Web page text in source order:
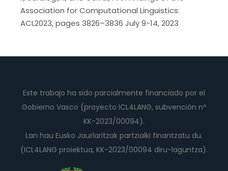
Association for Computational Linguistics:
ACL2023, pages 3826–3836 July 9-14, 2023
Este trabajo ha sido parcialmente financiado por el
Gobierno Vasco (proyecto ICL4LANG, subvención nº
KK-2023/00094).
Lan hau Eusko Jaurlaritzak partzialki finantzatu du.
(ICL4LANG proiektua, KK-2023/00094 diru-laguntza).